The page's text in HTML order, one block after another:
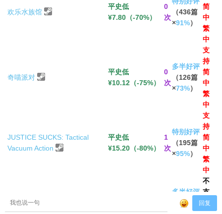
欢乐水族馆
平史低
¥7.80（-70%）
0
次
（436篇
×91%）
简
中
繁
中
奇喵派对
平史低
¥10.12（-75%）
0
次
多半好评
（126篇
×73%）
支
持
简
中
繁
中
JUSTICE SUCKS: Tactical
Vacuum Action
平史低
¥15.20（-80%）
1
次
特别好评
（195篇
×95%）
支
持
简
中
繁
中
KartKraft™
多半好评
（2922篇
不
支
持